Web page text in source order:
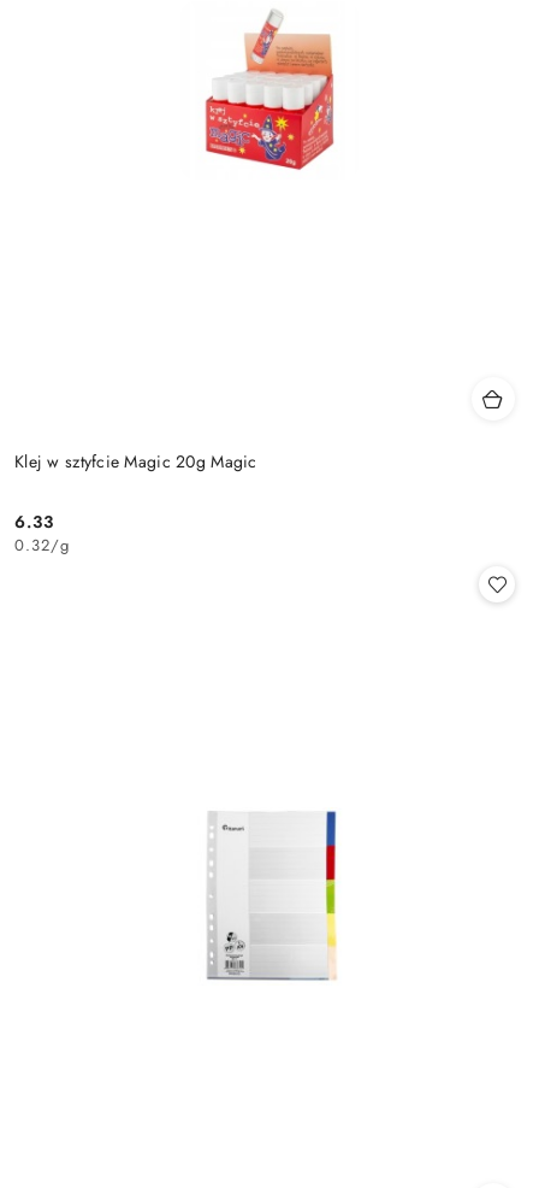
Klej w sztyfcie Magic 20g Magic
Cena:
6.33
0.32/g